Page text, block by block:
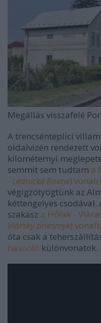
Megállás visszafelé
A trencsénteplici
oldalvizén rendezett
kilométernyi
semmit sem tudtam a
- Lednické Rovne)
végigzötyögtünk az
kéttengelyes
szakasz a Hőlak -
Vlársky priesmyk)
óta csak a
hasonló különvonatok.